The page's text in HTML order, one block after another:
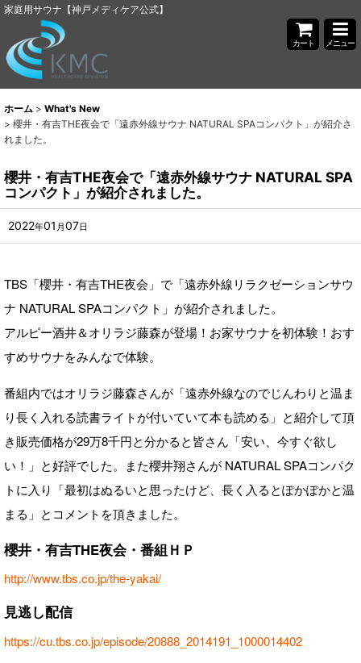
家庭用サウナ【神戸メディケア公式】
カート メニュー
ホーム > What's New
> 櫻井・有吉THE夜会で「遠赤外線サウナ NATURAL SPAコンパクト」が紹介さ
れました。
櫻井・有吉THE夜会で「遠赤外線サウナ NATURAL SPA
コンパクト」が紹介されました。
2022年01 月07日
TBS「櫻井・有吉THE夜会」で「遠赤外線リラクゼーションサウ
ナ NATURAL SPAコンパクト」が紹介されました。
アルピー酒井＆オリラジ藤森が登場！お家サウナを初体験！おす
すめサウナをみんなで体験。
番組内ではオリラジ藤森さんが「遠赤外線なのでじんわりと温ま
り長く入れる読書ライトが付いていて本も読める」と紹介して頂
き販売価格が29万8千円と分かると皆さん「安い、今すぐ欲し
い！」と好評でした。また櫻井翔さんが NATURAL SPAコンパク
トに入り「最初はぬるいと思ったけど、長く入るとぽかぽかと温
まる」とコメントを頂きました。
櫻井・有吉THE夜会・番組ＨＰ
http://www.tbs.co.jp/the-yakai/
見逃し配信
https://cu.tbs.co.jp/episode/20888_2014191_1000014402